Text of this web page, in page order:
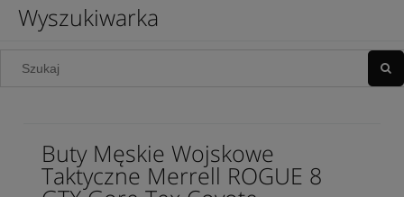
Wyszukiwarka
Buty Męskie Wojskowe
Taktyczne Merrell ROGUE 8